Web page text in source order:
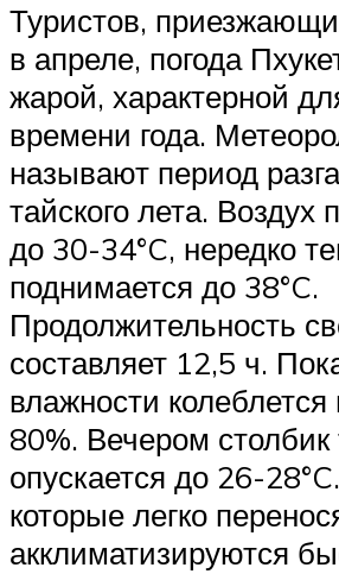
Туристов,
в апреле, погода
жарой, характерной
времени года.
называют период
тайского лета. Воздух
до 30-34°C, нередко
поднимается до 38°C.
Продолжительность
составляет 12,5 ч.
влажности
80%. Вечером
опускается до 26-
которые легко
акклиматизируются